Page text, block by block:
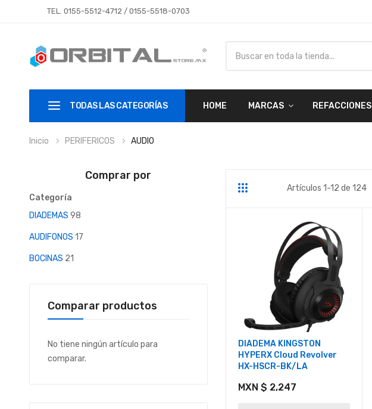
TEL. 0155-5512-4712/ 0155-5518-0703
TODAS LAS CATEGORÍAS HOME MARCAS REFACCIONES
Inicio PERIFERICOS AUDIO
Parrilla Artículos 1-12 de 124
DIADEMA KINGSTON
HYPERX Cloud Revolver
HX-HSCR-BK/LA
MXN $ 2,247
Comprar por
Categoría
DIADEMAS 98
AUDIFONOS 17
BOCINAS 21
Comparar productos
No tiene ningún artículo para
comparar.